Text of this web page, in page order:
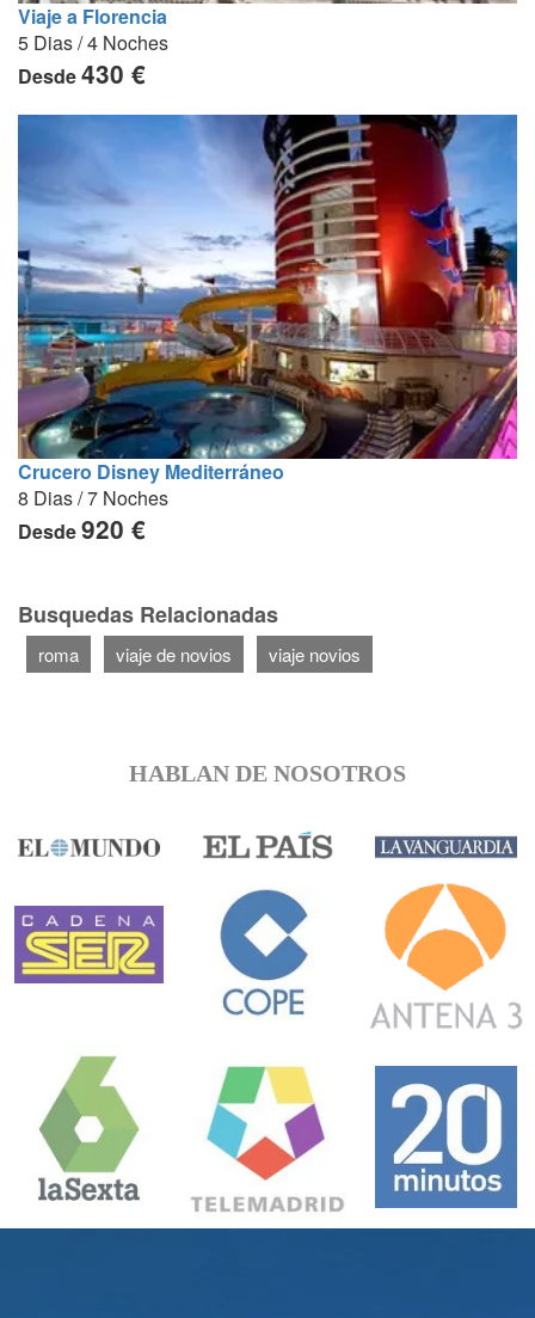
Viaje a Florencia
5 Dias / 4 Noches
Desde430 €
Crucero Disney Mediterráneo
8 Dias / 7 Noches
Desde920 €
Busquedas Relacionadas
roma viaje de novios viaje novios
HABLAN DE NOSOTROS